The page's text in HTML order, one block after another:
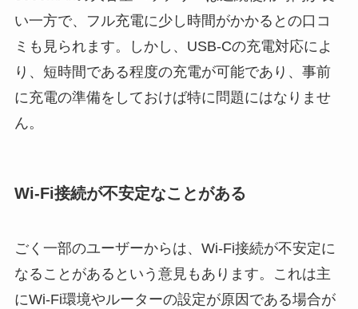
い一方で、フル充電に少し時間がかかるとの口コ
ミも見られます。しかし、USB-Cの充電対応によ
り、短時間である程度の充電が可能であり、事前
に充電の準備をしておけば特に問題にはなりませ
ん。
Wi-Fi接続が不安定なことがある
ごく一部のユーザーからは、Wi-Fi接続が不安定に
なることがあるという意見もあります。これは主
にWi-Fi環境やルーターの設定が原因である場合が